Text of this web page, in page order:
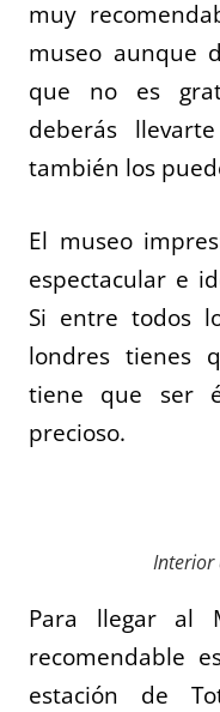
muy
museo aunque
que no es
deberás
también los
El museo
espectacular e
Si entre todos
londres tienes
tiene que ser
precioso.
Interior
Para llegar al
recomendable
estación de